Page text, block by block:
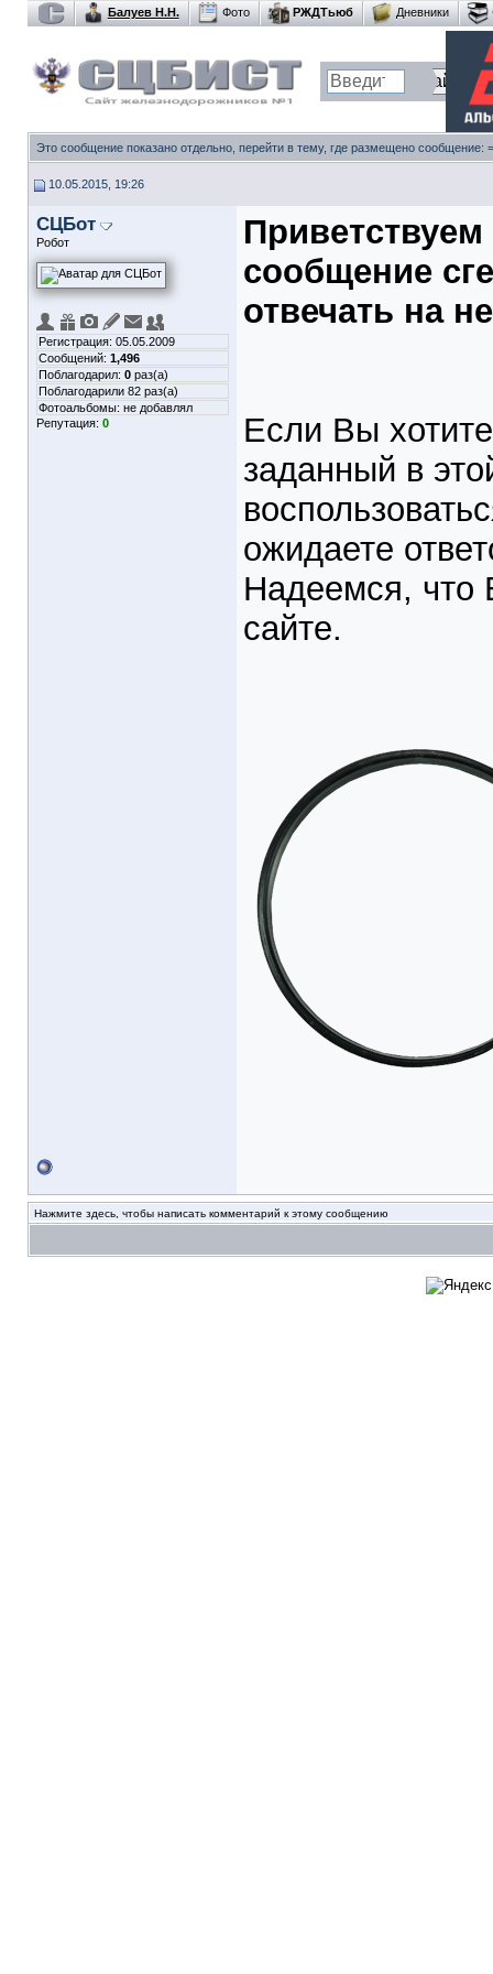
Балуев Н.Н. Фото РЖДТьюб Дневники
Это сообщение показано отдельно, перейти в тему, где размещено сообщение:
10.05.2015, 19:26
СЦБот
Робот
Регистрация: 05.05.2009
Сообщений: 1,496
Поблагодарил: 0 раз(а)
Поблагодарили 82 раз(а)
Фотоальбомы: не добавлял
Репутация: 0
сообщение
отвечать на
Если Вы
заданный в
ожидаете
Надеемся, что
сайте.
Нажмите здесь, чтобы написать комментарий к этому сообщению